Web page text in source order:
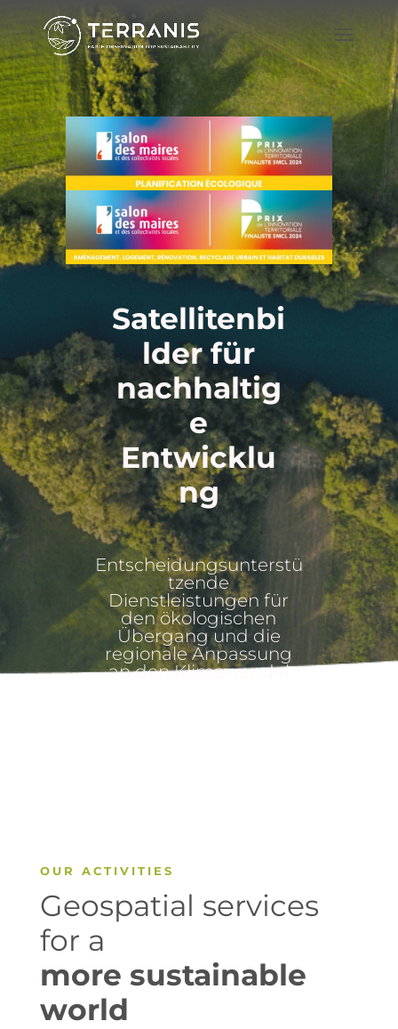
Satellitenbi
lder für
nachhaltig
e
Entwicklu
ng
Entscheidungsunterstü
tzende
Dienstleistungen für
den ökologischen
Übergang und die
regionale Anpassung
an den Klimawandel
OUR ACTIVITIES
Geospatial services
for a
more sustainable
world